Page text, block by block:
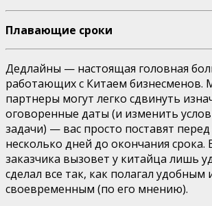
Плавающие сроки
Дедлайны — настоящая головная
работающих с Китаем бизнесменов.
партнеры могут легко сдвинуть
оговоренные даты (и изменить
задачи) — вас просто поставят
несколько дней до окончания
заказчика вызовет у китайца лишь
сделал все так, как полагал удобным
своевременным (по его мнению).